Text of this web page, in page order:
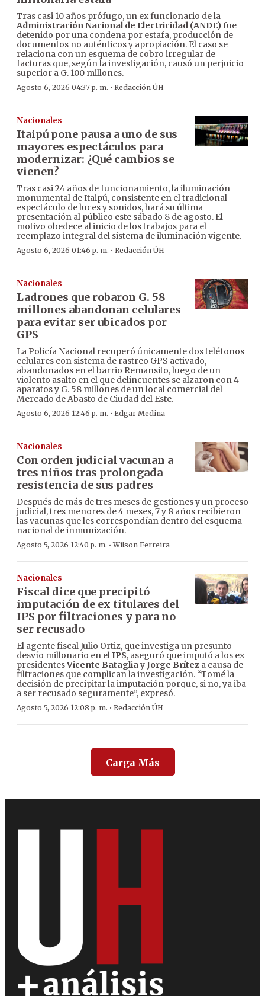
Tras casi 10 años prófugo, un ex funcionario de la
Administración Nacional de Electricidad (ANDE)fue
detenido por una condena por estafa, producción de
documentos no auténticos y apropiación. El caso se
relaciona con un esquema de cobro irregular de
facturas que, según la investigación, causó un perjuicio
superior a G. 100 millones.
Agosto 6, 2026 04:37 p. m. · Redacción ÚH
Nacionales
Itaipú pone pausa a uno de sus
mayores espectáculos para
modernizar: ¿Qué cambios se
vienen?
Tras casi 24 años de funcionamiento, la iluminación
monumental de Itaipú, consistente en el tradicional
espectáculo de luces y sonidos, hará su última
presentación al público este sábado 8 de agosto. El
motivo obedece al inicio de los trabajos para el
reemplazo integral del sistema de iluminación vigente.
Agosto 6, 2026 01:46 p. m. · Redacción ÚH
Nacionales
Ladrones que robaron G. 58
millones abandonan celulares
para evitar ser ubicados por
GPS
La Policía Nacional recuperó únicamente dos teléfonos
celulares con sistema de rastreo GPS activado,
abandonados en el barrio Remansito, luego de un
violento asalto en el que delincuentes se alzaron con 4
aparatos y G. 58 millones de un local comercial del
Mercado de Abasto de Ciudad del Este.
Agosto 6, 2026 12:46 p. m. · Edgar Medina
Nacionales
Con orden judicial vacunan a
tres niños tras prolongada
resistencia de sus padres
Después de más de tres meses de gestiones y un proceso
judicial, tres menores de 4 meses, 7 y 8 años recibieron
las vacunas que les correspondían dentro del esquema
nacional de inmunización.
Agosto 5, 2026 12:40 p. m. ·Wilson Ferreira
Nacionales
Fiscal dice que precipitó
imputación de ex titulares del
IPS por filtraciones y para no
ser recusado
El agente fiscal Julio Ortiz, que investiga un presunto
desvío millonario en elIPS, aseguró que imputó a los ex
presidentesVicente BatagliayJorge Brítez a causa de
filtraciones que complican la investigación. “Tomé la
decisión de precipitar la imputación porque, si no, ya iba
a ser recusado seguramente”, expresó.
Agosto 5, 2026 12:08 p. m. · Redacción ÚH
Carga Más